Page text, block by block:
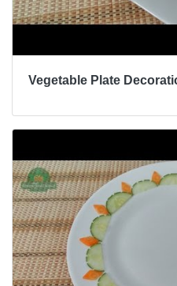
Vegetable Plate